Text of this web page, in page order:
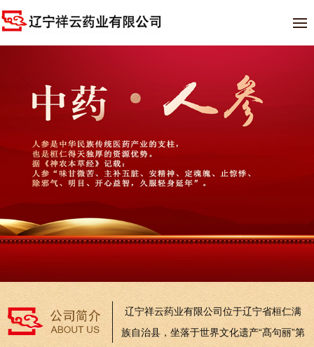
辽宁祥云药业有限公司位于辽宁省桓仁满
族自治县，坐落于世界文化遗产“髙句丽”第